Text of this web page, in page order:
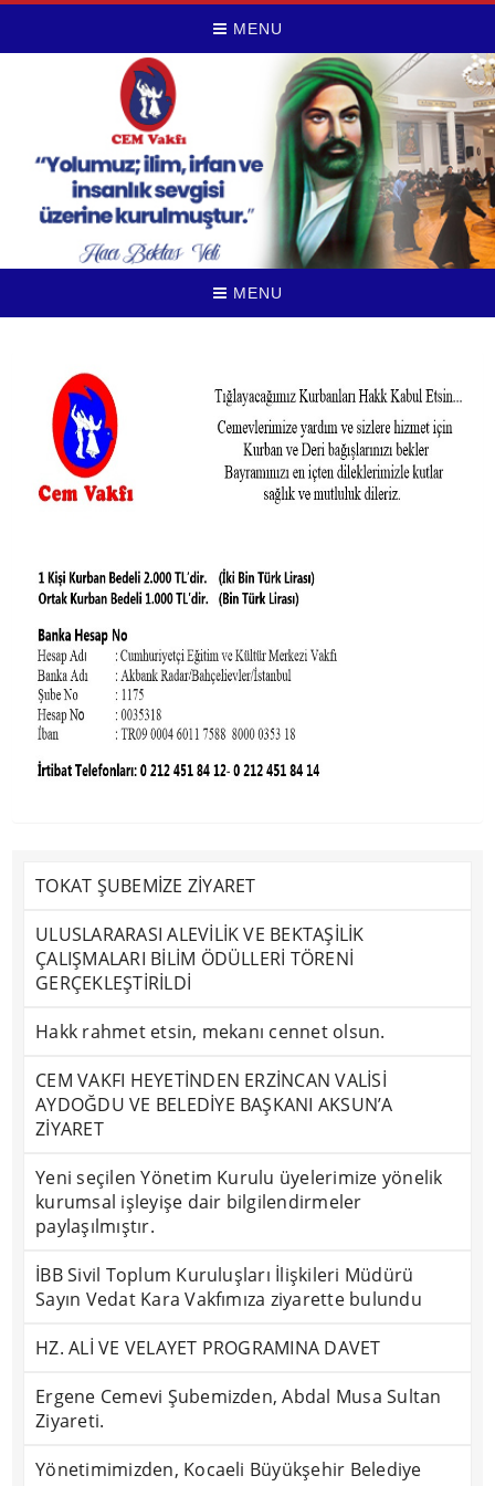
MENU
MENU
TOKAT ŞUBEMİZE ZİYARET
ULUSLARARASI ALEVİLİK VE BEKTAŞİLİK
ÇALIŞMALARI BİLİM ÖDÜLLERİ TÖRENİ
GERÇEKLEŞTİRİLDİ
Hakk rahmet etsin, mekanı cennet olsun.
CEM VAKFI HEYETİNDEN ERZİNCAN VALİSİ
AYDOĞDU VE BELEDİYE BAŞKANI AKSUN’A
ZİYARET
Yeni seçilen Yönetim Kurulu üyelerimize yönelik
kurumsal işleyişe dair bilgilendirmeler
paylaşılmıştır.
İBB Sivil Toplum Kuruluşları İlişkileri Müdürü
Sayın Vedat Kara Vakfımıza ziyarette bulundu
HZ. ALİ VE VELAYET PROGRAMINA DAVET
Ergene Cemevi Şubemizden, Abdal Musa Sultan
Ziyareti.
Yönetimimizden, Kocaeli Büyükşehir Belediye